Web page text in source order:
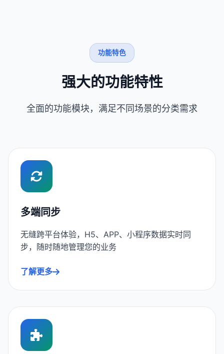
功能特色
强大的功能特性
全面的功能模块，满足不同场景的分类需求
多端同步
无缝跨平台体验，H5、APP、小程序数据实时同
步，随时随地管理您的业务
了解更多